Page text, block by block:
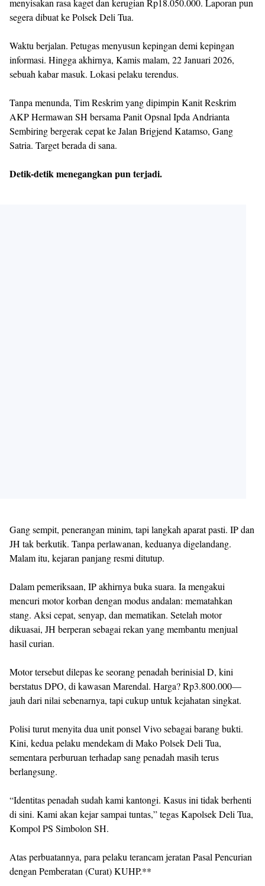
menyisakan rasa kaget dan kerugian Rp18.050.000. Laporan pun
segera dibuat ke Polsek Deli Tua.
Waktu berjalan. Petugas menyusun kepingan demi kepingan
informasi. Hingga akhirnya, Kamis malam, 22 Januari 2026,
sebuah kabar masuk. Lokasi pelaku terendus.
Tanpa menunda, Tim Reskrim yang dipimpin Kanit Reskrim
AKP Hermawan SH bersama Panit Opsnal Ipda Andrianta
Sembiring bergerak cepat ke Jalan Brigjend Katamso, Gang
Satria. Target berada di sana.
Detik-detik menegangkan pun terjadi.
Gang sempit, penerangan minim, tapi langkah aparat pasti. IP dan
JH tak berkutik. Tanpa perlawanan, keduanya digelandang.
Malam itu, kejaran panjang resmi ditutup.
Dalam pemeriksaan, IP akhirnya buka suara. Ia mengakui
mencuri motor korban dengan modus andalan: mematahkan
stang. Aksi cepat, senyap, dan mematikan. Setelah motor
dikuasai, JH berperan sebagai rekan yang membantu menjual
hasil curian.
Motor tersebut dilepas ke seorang penadah berinisial D, kini
berstatus DPO, di kawasan Marendal. Harga? Rp3.800.000—
jauh dari nilai sebenarnya, tapi cukup untuk kejahatan singkat.
Polisi turut menyita dua unit ponsel Vivo sebagai barang bukti.
Kini, kedua pelaku mendekam di Mako Polsek Deli Tua,
sementara perburuan terhadap sang penadah masih terus
berlangsung.
“Identitas penadah sudah kami kantongi. Kasus ini tidak berhenti
di sini. Kami akan kejar sampai tuntas,” tegas Kapolsek Deli Tua,
Kompol PS Simbolon SH.
Atas perbuatannya, para pelaku terancam jeratan Pasal Pencurian
dengan Pemberatan (Curat) KUHP.**